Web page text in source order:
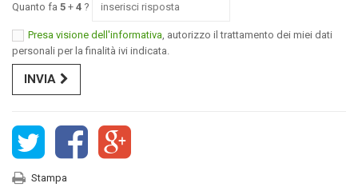
Quanto fa 5 + 4 ?
Presa visione dell'informativa , autorizzo il trattamento dei miei dati
personali per la finalità ivi indicata.
INVIA
Stampa